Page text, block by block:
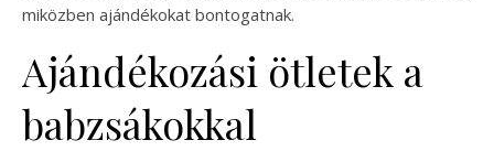
miközben ajándékokat bontogatnak.
Ajándékozási ötletek a
babzsákokkal